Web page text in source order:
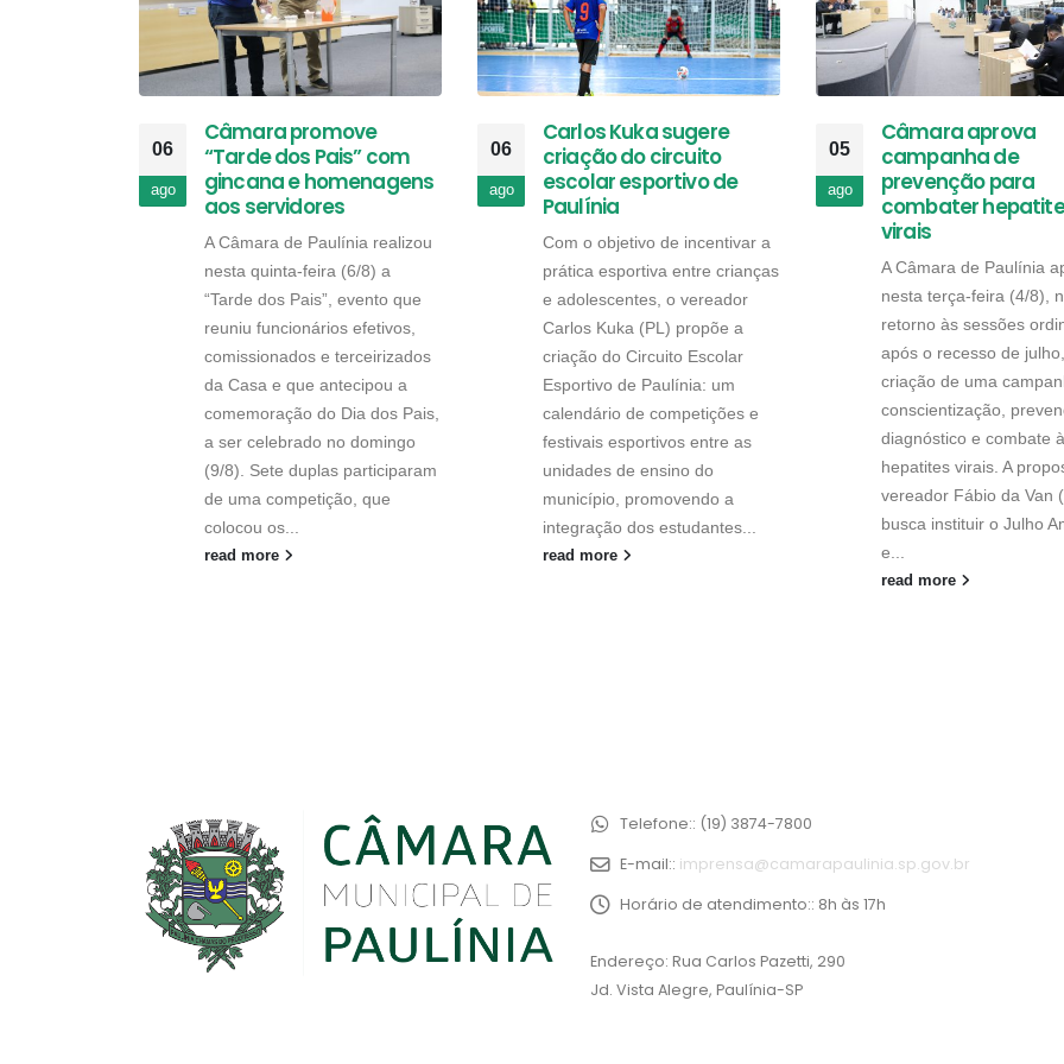
06
ago
Câmara promove
“Tarde dos Pais” com
gincana e homenagens
aos servidores
A Câmara de Paulínia realizou
nesta quinta-feira (6/8) a
“Tarde dos Pais”, evento que
reuniu funcionários efetivos,
comissionados e terceirizados
da Casa e que antecipou a
comemoração do Dia dos Pais,
a ser celebrado no domingo
(9/8). Sete duplas participaram
de uma competição, que
colocou os...
read more
06
ago
Carlos Kuka sugere
criação do circuito
escolar esportivo de
Paulínia
Com o objetivo de incentivar a
prática esportiva entre crianças
e adolescentes, o vereador
Carlos Kuka (PL) propõe a
criação do Circuito Escolar
Esportivo de Paulínia: um
calendário de competições e
festivais esportivos entre as
unidades de ensino do
município, promovendo a
integração dos estudantes...
read more
05
ago
Câmara aprova
campanha de
prevenção para
combater
virais
A Câmara de Paulínia
nesta terça-feira (4/8),
retorno às sessões
após o recesso de
criação de uma
conscientização,
diagnóstico e combate
hepatites virais. A
vereador Fábio da Van
busca instituir o Julho
e...
read more
Telefone:: (19) 3874-7800
E-mail:: imprensa@camarapaulinia.sp.gov.br
Horário de atendimento:: 8h às 17h
Endereço: Rua Carlos Pazetti, 290
Jd. Vista Alegre, Paulínia-SP